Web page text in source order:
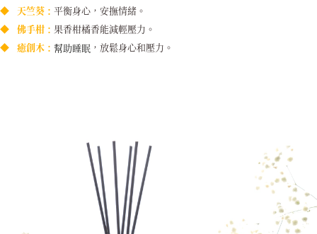
◆
天竺葵 ： 平衡身心，安撫情緒。
◆
佛手柑 ： 果香柑橘香能減輕壓力。
◆
癒創木 ： 幫助睡眠 ，放鬆身心和壓力。